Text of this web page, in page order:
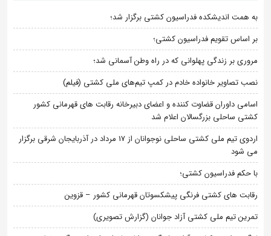
به همت اندیشکده فدراسیون کشتی برگزار شد؛
بر اساس تقویم فدراسیون کشتی؛
مروری بر زندگی پهلوانی که در راه وطن آسمانی شد؛
نصب تصاویر خانواده خادم در کمپ تیم‌های ملی کشتی (فیلم)
اسامی داوران قضاوت کننده و اعضای دبیرخانه رقابت های قهرمانی کشور
کشتی ساحلی بزرگسالان اعلام شد
اردوی تیم ملی کشتی ساحلی نوجوانان از 17 مرداد در آذربایجان شرقی برگزار
می شود
با حکم فدراسیون کشتی؛
رقابت های کشتی فرنگی پیشکسوتان قهرمانی کشور – قزوین
تمرین تیم ملی کشتی آزاد جوانان (گزارش تصویری)